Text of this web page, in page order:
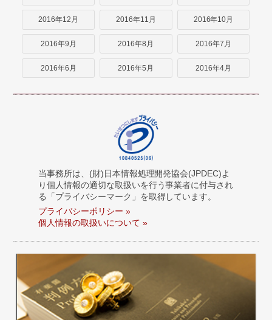
2016年12月 2016年11月 2016年10月
2016年9月 2016年8月 2016年7月
2016年6月 2016年5月 2016年4月
当事務所は、(財)日本情報処理開発協会(JPDEC)よ
り個人情報の適切な取扱いを行う事業者に付与され
る「プライバシーマーク」を取得しています。
プライバシーポリシー »
個人情報の取扱いについて »